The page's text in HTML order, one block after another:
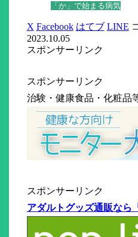
「か」で始まる病気
X Facebook はてブ LINE
2023.10.05
スポンサーリンク
スポンサーリンク
治験・健康食品・化粧
スポンサーリンク
アダルトグッズ通販なら